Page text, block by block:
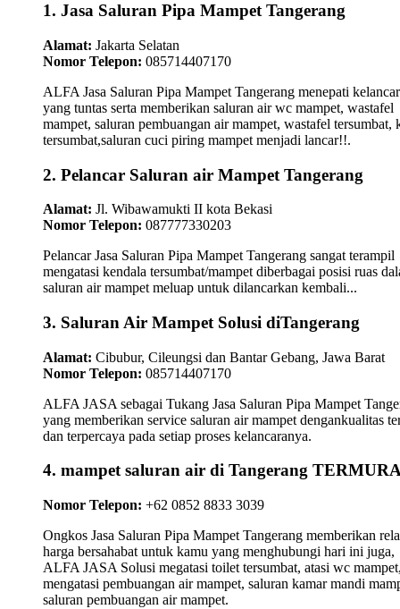
1. Jasa Saluran Pipa Mampet Tangerang
Alamat: Jakarta Selatan
Nomor Telepon: 085714407170
ALFA Jasa Saluran Pipa Mampet Tangerang menepati
yang tuntas serta memberikan saluran air wc mampet, wastafel
mampet, saluran pembuangan air mampet, wastafel tersumbat,
tersumbat,saluran cuci piring mampet menjadi lancar!!.
2. Pelancar Saluran air Mampet Tangerang
Alamat: Jl. Wibawamukti II kota Bekasi
Nomor Telepon: 087777330203
Pelancar Jasa Saluran Pipa Mampet Tangerang sangat terampil
mengatasi kendala tersumbat/mampet diberbagai posisi ruas
saluran air mampet meluap untuk dilancarkan kembali...
3. Saluran Air Mampet Solusi diTangerang
Alamat: Cibubur, Cileungsi dan Bantar Gebang, Jawa Barat
Nomor Telepon: 085714407170
ALFA JASA sebagai Tukang Jasa Saluran Pipa Mampet
yang memberikan service saluran air mampet dengankualitas
dan terpercaya pada setiap proses kelancaranya.
4. mampet saluran air di Tangerang
Nomor Telepon: +62 0852 8833 3039
Ongkos Jasa Saluran Pipa Mampet Tangerang memberikan
harga bersahabat untuk kamu yang menghubungi hari ini juga,
ALFA JASA Solusi megatasi toilet tersumbat, atasi wc
mengatasi pembuangan air mampet, saluran kamar mandi
saluran pembuangan air mampet.